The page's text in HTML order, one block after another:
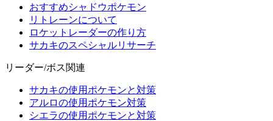
おすすめシャドウポケモン
リトレーンについて
ロケットレーダーの作り方
サカキのスペシャルリサーチ
リーダー/ボス関連
サカキの使用ポケモンと対策
アルロの使用ポケモン対策
シエラの使用ポケモンと対策